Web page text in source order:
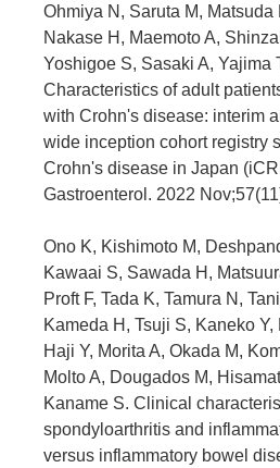
Ohmiya N, Saruta M, Matsuda
Nakase H, Maemoto A,
Yoshigoe S, Sasaki A, Yajima
Characteristics of adult
with Crohn's disease: interim
wide inception cohort registry
Crohn's disease in Japan
Gastroenterol. 2022
Ono K, Kishimoto M,
Kawaai S, Sawada H,
Proft F, Tada K, Tamura N,
Kameda H, Tsuji S, Kaneko
Haji Y, Morita A, Okada M,
Molto A, Dougados M,
Kaname S. Clinical
spondyloarthritis and
versus inflammatory bowel